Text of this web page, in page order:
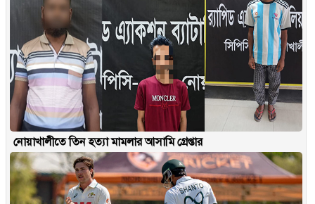
নোয়াখালীতে তিন হত্যা মামলার আসামি গ্রেপ্তার